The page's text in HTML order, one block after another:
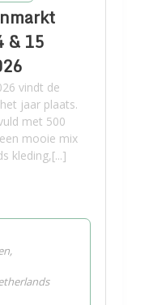
& 15
vindt de
jaar plaats.
met 500
mooie mix
kleding,[...]